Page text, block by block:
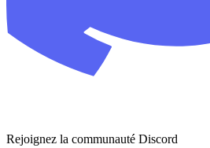
Rejoignez la communauté Discord